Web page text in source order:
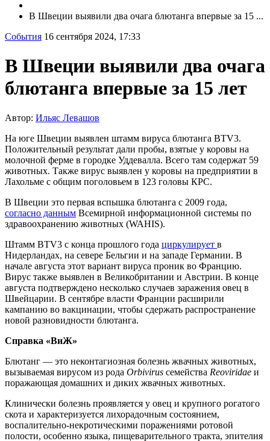
В Швеции выявили два очага блютанга впервые за 15 ...
События 16 сентября 2024, 17:33
В Швеции выявили два очага
блютанга впервые за 15 лет
Автор: Ильяс Левашов
На юге Швеции выявлен штамм вируса блютанга BTV3.
Положительный результат дали пробы, взятые у коровы на
молочной ферме в городке Уддевалла. Всего там содержат 59
животных. Также вирус выявлен у коровы на предприятии в
Лахольме с общим поголовьем в 123 головы КРС.
В Швеции это первая вспышка блютанга с 2009 года,
согласно данным Всемирной информационной системы по
здравоохранению животных (WAHIS).
Штамм BTV3 с конца прошлого года циркулирует в
Нидерландах, на севере Бельгии и на западе Германии. В
начале августа этот вариант вируса проник во Францию.
Вирус также выявлен в Великобритании и Австрии. В конце
августа подтверждено несколько случаев заражения овец в
Швейцарии. В сентябре власти Франции расширили
кампанию во вакцинации, чтобы сдержать распространение
новой разновидности блютанга.
Справка «ВиЖ»
Блютанг — это неконтагиозная болезнь жвачных животных,
вызываемая вирусом из рода Orbivirus семейства Reoviridae и
поражающая домашних и диких жвачных животных.
Клинически болезнь проявляется у овец и крупного рогатого
скота и характеризуется лихорадочным состоянием,
воспалительно-некротическими поражениями ротовой
полости, особенно языка, пищеварительного тракта, эпителия